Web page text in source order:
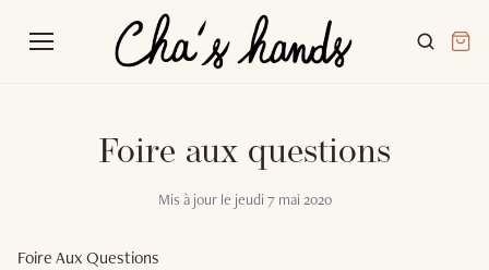
Foire aux questions
Mis à jour le jeudi 7 mai 2020
Foire Aux Questions